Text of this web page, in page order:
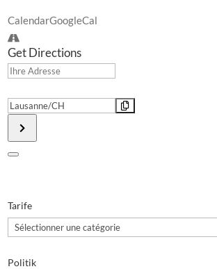
CalendarGoogleCal
Get Directions
Address
Cours
post-
formation
l’art.
172
l’ORaP
Destination
Address
-
Cours
formation
lié
l’art.
Tarife
Tarife
Politik